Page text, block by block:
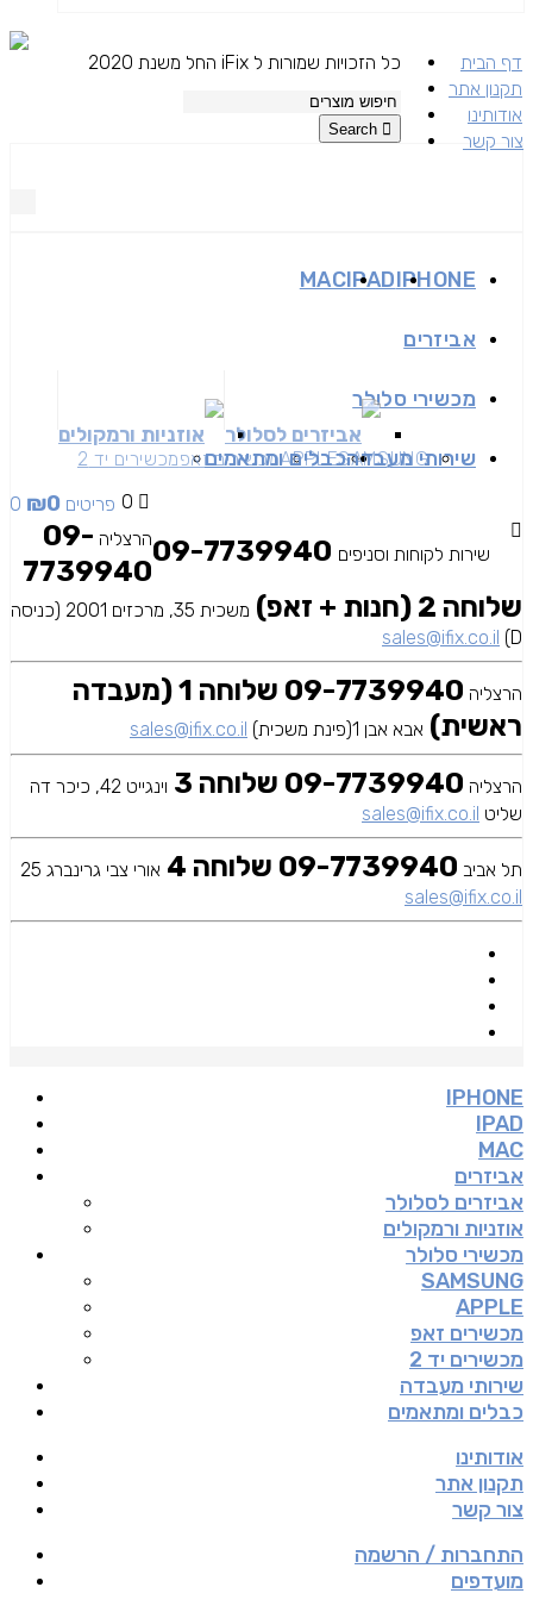
דף הבית
תקנון אתר
אודותינו
צור קשר
כל הזכויות שמורות ל iFix החל משנת 2020
IPHONE
IPAD
MAC
אביזרים
אביזרים לסלולר אוזניות ורמקולים
מכשירי סלולר
SAMSUNG
APPLEמכשירים זאפמכשירים יד 2 שירותי מעבדהכבלים ומתאמים
0 0 פריטים ₪0
Search
שירות לקוחות וסניפים
הרצליה 09-
7739940
שלוחה 2 (חנות + זאפ)
משכית 35, מרכזים 2001 (כניסה
D)
sales@ifix.co.il
הרצליה
09-7739940 שלוחה 1 (מעבדה
ראשית) אבא אבן 1(פינת משכית) sales@ifix.co.il
הרצליה 09-7739940 שלוחה 3
וינגייט 42, כיכר דה
שליט sales@ifix.co.il
תל אביב 09-7739940 שלוחה 4
אורי צבי גרינברג 25
sales@ifix.co.il
IPHONE
IPAD
MAC
אביזרים
אביזרים לסלולר
אוזניות ורמקולים
מכשירי סלולר
SAMSUNG
APPLE
מכשירים זאפ
מכשירים יד 2
שירותי מעבדה
כבלים ומתאמים
אודותינו
תקנון אתר
צור קשר
התחברות / הרשמה
מועדפים